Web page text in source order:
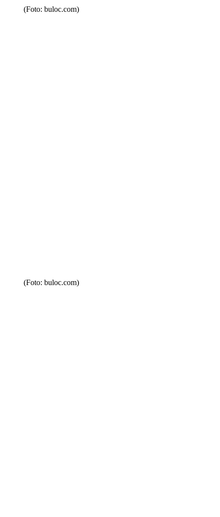
(Foto: buloc.com)
(Foto: buloc.com)